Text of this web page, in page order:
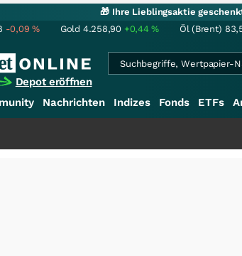
🎁 Ihre Lieblingsaktie
-0,09% Gold 4.258,90 +0,44% Öl (Brent)
Depot eröffnen
Nachrichten Indizes Fonds ETFs